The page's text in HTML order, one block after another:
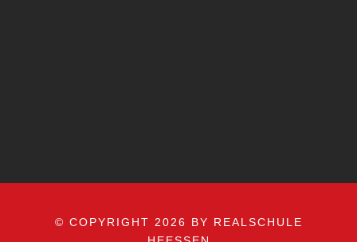
© COPYRIGHT 2026 BY REALSCHULE